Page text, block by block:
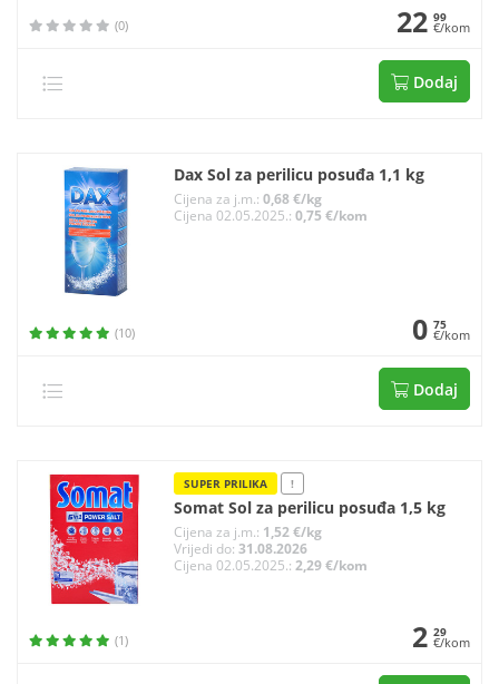
(0) 22 99
€/kom
Dodaj
Dax Sol za perilicu posuđa 1,1 kg
Cijena za j.m.: 0,68 €/kg
Cijena 02.05.2025.: 0,75 €/kom
(10) 0 75
€/kom
Dodaj
SUPER PRILIKA !
Somat Sol za perilicu posuđa 1,5 kg
Cijena za j.m.: 1,52 €/kg
Vrijedi do: 31.08.2026
Cijena 02.05.2025.: 2,29 €/kom
(1) 2 29
€/kom